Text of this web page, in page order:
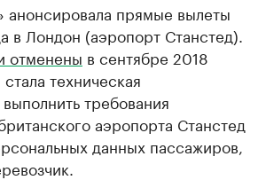
анонсировала прямые вылеты
в Лондон (аэропорт Станстед).
отменены в сентябре 2018
техническая
требования
аэропорта Станстед
данных пассажиров,